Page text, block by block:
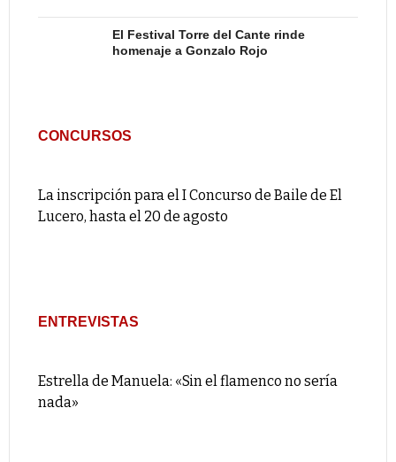
El Festival Torre del Cante rinde
homenaje a Gonzalo Rojo
CONCURSOS
La inscripción para el I Concurso de Baile de El
Lucero, hasta el 20 de agosto
ENTREVISTAS
Estrella de Manuela: «Sin el flamenco no sería
nada»